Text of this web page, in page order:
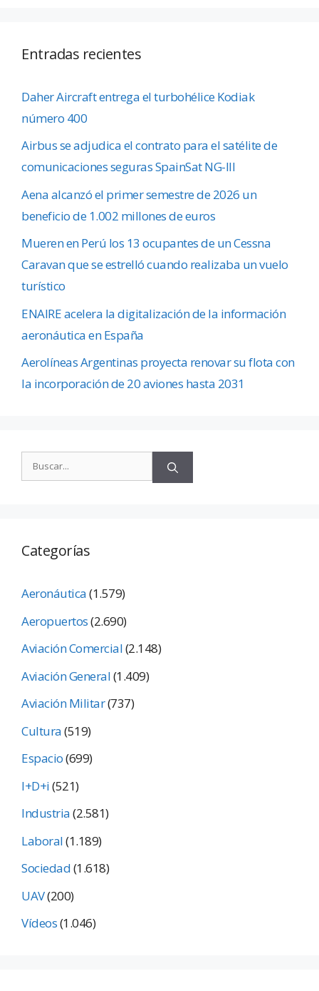
Entradas recientes
Daher Aircraft entrega el turbohélice Kodiak
número 400
Airbus se adjudica el contrato para el satélite de
comunicaciones seguras SpainSat NG-III
Aena alcanzó el primer semestre de 2026 un
beneficio de 1.002 millones de euros
Mueren en Perú los 13 ocupantes de un Cessna
Caravan que se estrelló cuando realizaba un vuelo
turístico
ENAIRE acelera la digitalización de la información
aeronáutica en España
Aerolíneas Argentinas proyecta renovar su flota con
la incorporación de 20 aviones hasta 2031
Categorías
Aeronáutica(1.579)
Aeropuertos(2.690)
Aviación Comercial(2.148)
Aviación General(1.409)
Aviación Militar(737)
Cultura(519)
Espacio(699)
I+D+i(521)
Industria(2.581)
Laboral(1.189)
Sociedad(1.618)
UAV(200)
Vídeos(1.046)